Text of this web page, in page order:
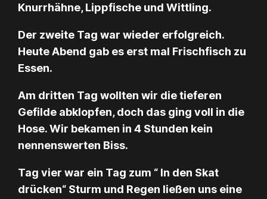
Knurrhähne, Lippfische und Wittling.
Der zweite Tag war wieder erfolgreich.
Heute Abend gab es erst mal Frischfisch zu
Essen.
Am dritten Tag wollten wir die tieferen
Gefilde abklopfen, doch das ging voll in die
Hose. Wir bekamen in 4 Stunden kein
nennenswerten Biss.
Tag vier war ein Tag zum “ In den Skat
drücken“ Sturm und Regen ließen uns eine